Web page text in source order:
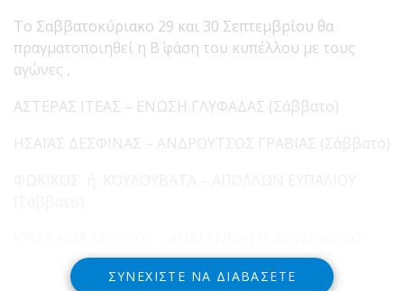
Το Σαββατοκύριακο 29 και 30 Σεπτεμβρίου θα
πραγματοποιηθεί η Β΄ φάση του κυπέλλου με τους
αγώνες ,
ΑΣΤΕΡΑΣ ΙΤΕΑΣ – ΕΝΩΣΗ ΓΛΥΦΑΔΑΣ (Σάββατο)
ΗΣΑΪΑΣ ΔΕΣΦΙΝΑΣ – ΑΝΔΡΟΥΤΣΟΣ ΓΡΑΒΙΑΣ (Σάββατο)
(Κυριακή)
ΣΥΝΕΧΊΣΤΕ ΝΑ ΔΙΑΒΆΣΕΤΕ